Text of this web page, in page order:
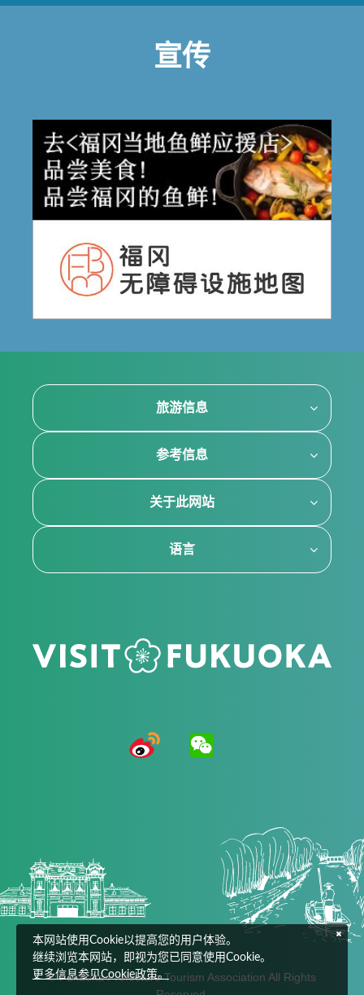
宣传
旅游信息
参考信息
关于此网站
语言
© Fukuoka Prefecture Tourism Association All Rights
本网站使用Cookie以提高您的用户体验。
继续浏览本网站，即视为您已同意使用Cookie。
更多信息参见Cookie政策。